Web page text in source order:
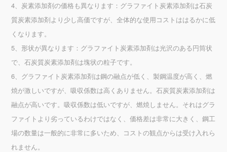
4、炭素添加剤の価格も異なります：グラファイト炭素添加剤は石炭
質炭素添加剤より少し高価ですが、全体的な使用コストははるかに低
くなります。
5、形状が異なります：グラファイト炭素添加剤は光沢のある円筒状
で、石炭質炭素添加剤は塊状の粒子です。
6、グラファイト炭素添加剤は鋼の融点が低く、製鋼温度が高く、燃
焼が激しいですが、吸収係数は高くありません。石炭質炭素添加剤は
融点が高いです。吸収係数は低いですが、燃焼しません。それはグラ
ファイトより劣っているわけではなく、価格差は非常に大きく、鋼工
場の数量は一般的に非常に多いため、コストの観点からは受け入れら
れません。